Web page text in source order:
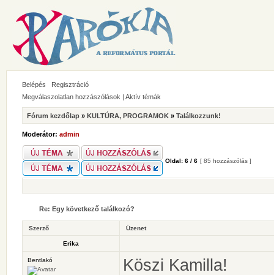
Belépés
Regisztráció
Megválaszolatlan hozzászólások | Aktív témák
Fórum kezdőlap » KULTÚRA, PROGRAMOK » Találkozzunk!
Moderátor: admin
Oldal: 6 / 6 [ 85 hozzászólás ]
Re: Egy következő találkozó?
Szerző Üzenet
Erika
Bentlakó
Köszi Kamilla!